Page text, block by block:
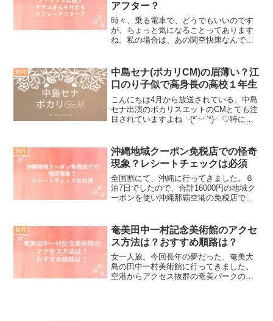
アフター？
時々、乗る電車で、どうでもいいのです
が、ちょっと気になることってあります
ね。私の場合は、あの関空快速なんで
いつも聞こえるアナウンス。どこかで聞
いたことのある声なんです...
旅行
中島セナ(ポカリCM)の眉薄い？江
口のり子似で高身長の高校１年生
こんにちは4月から放送されている。中島
セナ出演のポカリスエットのCMとても注
目されていますよね╰(*´︶`*)╯♡特に眉
中島セナさんならではの迫力一体、中島
セナさ...
旅行
沖縄地域クーポン免税店での怪奇
現象？レシートチェックは必須
全国割にて、沖縄に行ってきました。６
泊7日でしたので、合計16000円の地域ク
ーポンを使い沖縄那覇空港の免税店でお
に気づきました。早速、免税店に電話し
て分かったことは？...
旅行
奄美田中一村記念美術館のアクセ
ス方法は？おすすめ順路は？
女一人旅。今回長年の夢だった、奄美大
島の田中一村美術館に行ってきました。
空港からアクセス抜群の奄美パークの中